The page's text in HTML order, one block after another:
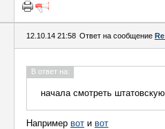
12.10.14 21:58 Ответ на сообщение
В ответ на:
начала смотреть
Например вот и вот